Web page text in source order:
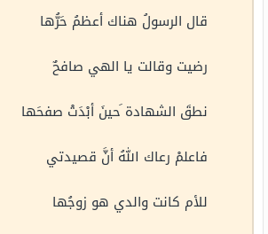
قال الرسولُ هناك أعظمُ حَرُّها
رضيت وقالت يا الهي صافحٌ
نطقَ الشهادة َحينَ أبْدَتْ صفحَها
فاعلمْ رعاك اللهُ أنَّ قصيدتي
للأم كانت والدي هو زوجُها